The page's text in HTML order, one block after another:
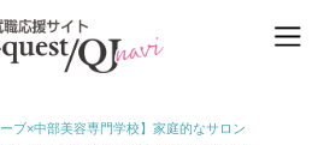
ーブ×中部美容専門学校】家庭的なサロン